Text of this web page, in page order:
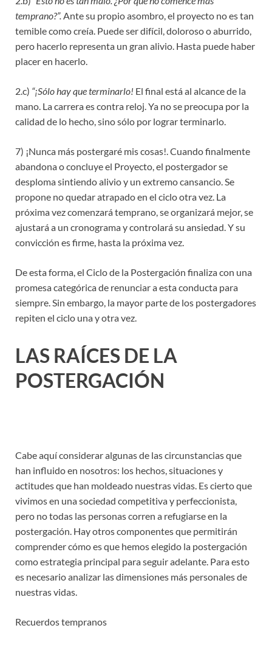
temprano?”.Ante su propio asombro, el proyecto no es tan
temible como creía. Puede ser difícil, doloroso o aburrido,
pero hacerlo representa un gran alivio. Hasta puede haber
placer en hacerlo.
2.c) “¡Sólo hay que terminarlo! El final está al alcance de la
mano. La carrera es contra reloj. Ya no se preocupa por la
calidad de lo hecho, sino sólo por lograr terminarlo.
7) ¡Nunca más postergaré mis cosas!. Cuando finalmente
abandona o concluye el Proyecto, el postergador se
desploma sintiendo alivio y un extremo cansancio. Se
propone no quedar atrapado en el ciclo otra vez. La
próxima vez comenzará temprano, se organizará mejor, se
ajustará a un cronograma y controlará su ansiedad. Y su
convicción es firme, hasta la próxima vez.
De esta forma, el Ciclo de la Postergación finaliza con una
promesa categórica de renunciar a esta conducta para
siempre. Sin embargo, la mayor parte de los postergadores
repiten el ciclo una y otra vez.
LAS RAÍCES DE LA
POSTERGACIÓN
Cabe aquí considerar algunas de las circunstancias que
han influido en nosotros: los hechos, situaciones y
actitudes que han moldeado nuestras vidas. Es cierto que
vivimos en una sociedad competitiva y perfeccionista,
pero no todas las personas corren a refugiarse en la
postergación. Hay otros componentes que permitirán
comprender cómo es que hemos elegido la postergación
como estrategia principal para seguir adelante. Para esto
es necesario analizar las dimensiones más personales de
nuestras vidas.
Recuerdos tempranos